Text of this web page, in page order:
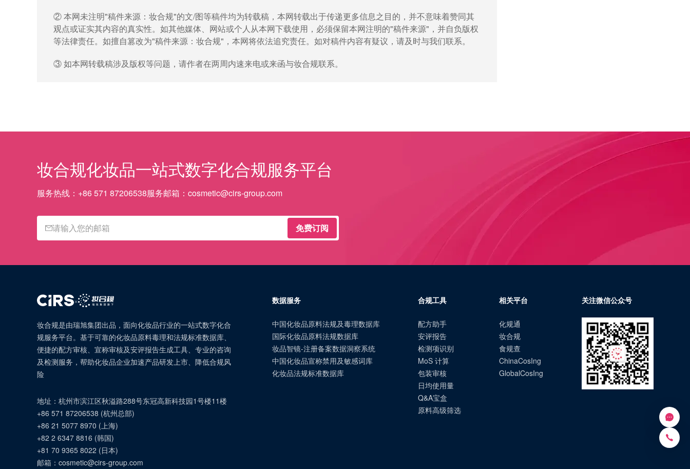
② 本网未注明"稿件来源：妆合规"的文/图等稿件均为转载稿，本网转载出于传递更多信息之目的，并不意味着赞同其
观点或证实其内容的真实性。如其他媒体、网站或个人从本网下载使用，必须保留本网注明的"稿件来源"，并自负版权
等法律责任。如擅自篡改为"稿件来源：妆合规"，本网将依法追究责任。如对稿件内容有疑议，请及时与我们联系。
③ 如本网转载稿涉及版权等问题，请作者在两周内速来电或来函与妆合规联系。
妆合规化妆品一站式数字化合规服务平台
服务热线： +86 571 87206538服务邮箱： cosmetic@cirs-group.com
免费订阅
×
妆合规是由瑞旭集团出品，面向化妆品行业的一站式数字化合
规服务平台。基于可靠的化妆品原料毒理和法规标准数据库、
便捷的配方审核、宣称审核及安评报告生成工具、专业的咨询
及检测服务，帮助化妆品企业加速产品研发上市、降低合规风
险
地址： 杭州市滨江区秋溢路288号东冠高新科技园1号楼11楼
+86 571 87206538 (杭州总部)
+86 21 5077 8970 (上海)
+82 2 6347 8816 (韩国)
+81 70 9365 8022 (日本)
邮箱： cosmetic@cirs-group.com
数据服务
中国化妆品原料法规及毒理数据库
国际化妆品原料法规数据库
妆品智镜-注册备案数据洞察系统
中国化妆品宣称禁用及敏感词库
化妆品法规标准数据库
合规工具
配方助手
安评报告
检测项识别
MoS 计算
包装审核
日均使用量
Q&A宝盒
原料高级筛选
相关平台
化规通
妆合规
食规查
ChinaCosIng
GlobalCosIng
关注微信公众号